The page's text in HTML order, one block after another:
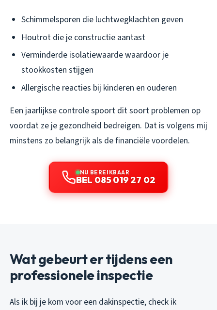
Schimmelsporen die luchtwegklachten geven
Houtrot die je constructie aantast
Verminderde isolatiewaarde waardoor je
stookkosten stijgen
Allergische reacties bij kinderen en ouderen
Een jaarlijkse controle spoort dit soort problemen op
voordat ze je gezondheid bedreigen. Dat is volgens mij
minstens zo belangrijk als de financiële voordelen.
NU BEREIKBAAR
BEL 085 019 27 02
Wat gebeurt er tijdens een
professionele inspectie
Als ik bij je kom voor een dakinspectie, check ik